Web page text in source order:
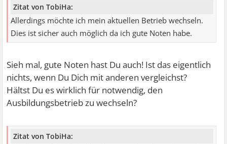
Zitat von TobiHa:
Allerdings möchte ich mein aktuellen Betrieb wechseln.
Dies ist sicher auch möglich da ich gute Noten habe.
Sieh mal, gute Noten hast Du auch! Ist das eigentlich
nichts, wenn Du Dich mit anderen vergleichst?
Hältst Du es wirklich für notwendig, den
Ausbildungsbetrieb zu wechseln?
Zitat von TobiHa: